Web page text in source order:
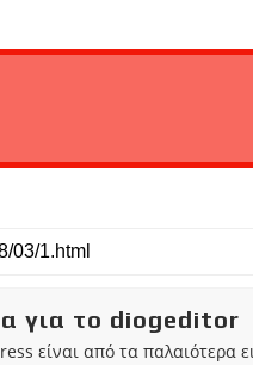
για το diogeditor
είναι από τα παλαιότερα